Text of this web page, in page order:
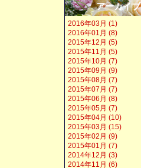
アーカイブ
2016年03月 (1)
2016年01月 (8)
2015年12月 (5)
2015年11月 (5)
2015年10月 (7)
2015年09月 (9)
2015年08月 (7)
2015年07月 (7)
2015年06月 (8)
2015年05月 (7)
2015年04月 (10)
2015年03月 (15)
2015年02月 (9)
2015年01月 (7)
2014年12月 (3)
2014年11月 (6)